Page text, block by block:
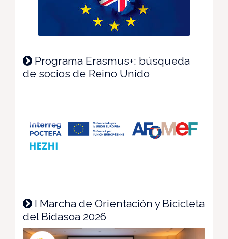
Programa Erasmus+: búsqueda
de socios de Reino Unido
I Marcha de Orientación y Bicicleta
del Bidasoa 2026